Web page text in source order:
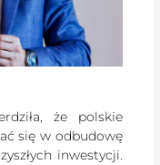
że polskie
się w odbudowę
inwestycji.